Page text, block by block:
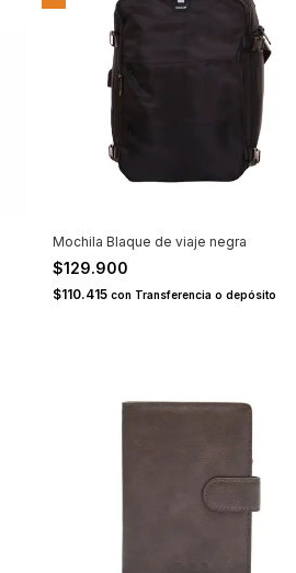
Mochila Blaque de viaje negra
$129.900
$110.415 con Transferencia o depósito